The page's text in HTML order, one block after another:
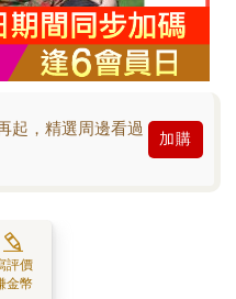
起，精選周邊看過
加購
評價
金幣